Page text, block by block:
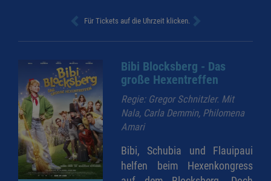
Für Tickets auf die Uhrzeit klicken.
Bibi Blocksberg - Das
große Hexentreffen
Regie: Gregor Schnitzler. Mit
Nala, Carla Demmin, Philomena
Amari
Bibi, Schubia und Flauipaui
helfen beim Hexenkongress